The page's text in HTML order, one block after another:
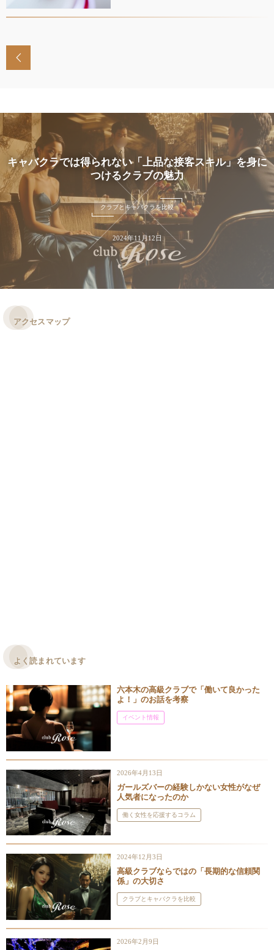
キャバクラでは得られない「上品な接客スキル」を身に
つけるクラブの魅力
クラブとキャバクラを比較
2024年11月12日
アクセスマップ
よく読まれています
六本木の高級クラブで「働いて良かった
よ！」のお話を考察
イベント情報
2026年4月13日
ガールズバーの経験しかない女性がなぜ
人気者になったのか
働く女性を応援するコラム
2024年12月3日
高級クラブならではの「長期的な信頼関
係」の大切さ
クラブとキャバクラを比較
2026年2月9日